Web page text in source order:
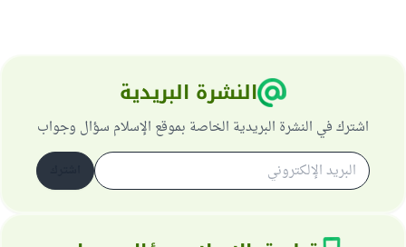
النشرة البريدية
اشترك في النشرة البريدية الخاصة بموقع الإسلام سؤال وجواب